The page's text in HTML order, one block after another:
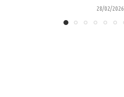
28/02/2026